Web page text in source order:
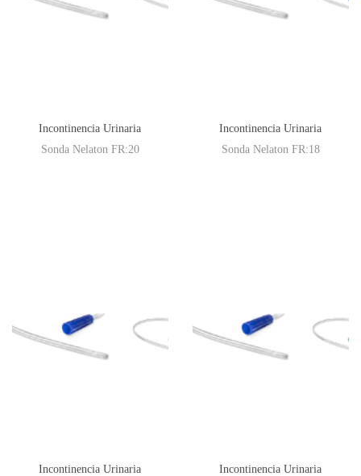
Incontinencia Urinaria
Sonda Nelaton FR:20
Incontinencia Urinaria
Sonda Nelaton FR:18
Incontinencia Urinaria
Incontinencia Urinaria